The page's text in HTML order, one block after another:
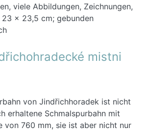
viele Abbildungen, Zeichnungen,
23 x 23,5 cm; gebunden
mistni
von Jindřichhoradek ist nicht
erhaltene Schmalspurbahn mit
von 760 mm, sie ist aber nicht nur